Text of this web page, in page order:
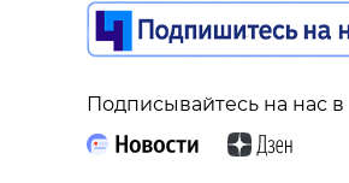
Подписывайтесь на нас в
Сосновоборец
разгадал тайну
могилы на
В Каменке
состоялась
реконструкция